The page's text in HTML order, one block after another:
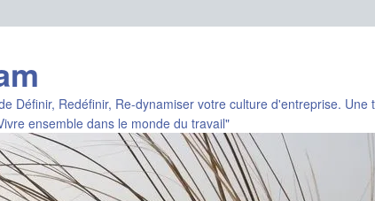
Définir, Redéfinir, Re-dynamiser votre culture d'entreprise.
ensemble dans le monde du travail"